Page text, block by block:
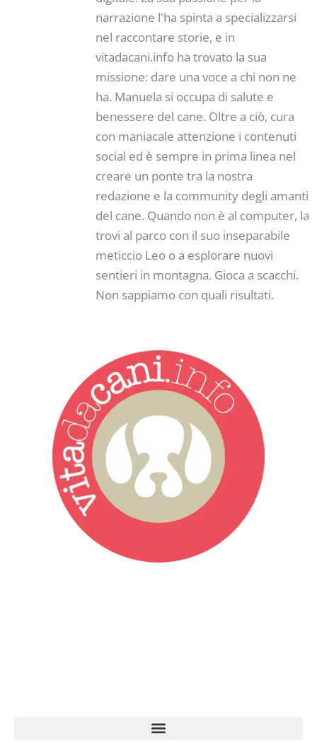
narrazione l'ha spinta a specializzarsi
nel raccontare storie, e in
vitadacani.info ha trovato la sua
missione: dare una voce a chi non ne
ha. Manuela si occupa di salute e
benessere del cane. Oltre a ciò, cura
con maniacale attenzione i contenuti
social ed è sempre in prima linea nel
creare un ponte tra la nostra
redazione e la community degli amanti
del cane. Quando non è al computer, la
trovi al parco con il suo inseparabile
meticcio Leo o a esplorare nuovi
sentieri in montagna. Gioca a scacchi.
Non sappiamo con quali risultati.